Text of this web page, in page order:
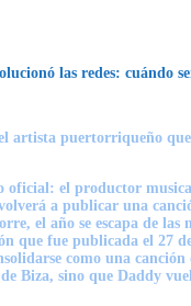
las redes: cuándo
artista puertorriqueño
el productor
a publicar una
el año se escapa de
que fue publicada el
como una
Biza, sino que Daddy